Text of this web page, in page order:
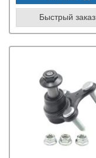
Быстрый заказ